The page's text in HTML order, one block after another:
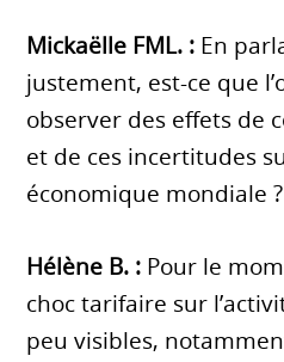
Mickaëlle FML. : En
justement, est-ce que
observer des effets de
et de ces incertitudes
économique mondiale ?
Hélène B. : Pour le
choc tarifaire sur
peu visibles,